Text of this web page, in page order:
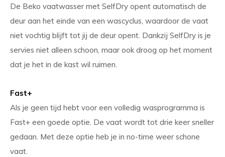
De Beko vaatwasser met SelfDry opent automatisch de
deur aan het einde van een wascyclus, waardoor de vaat
niet vochtig blijft tot jij de deur opent. Dankzij SelfDry is je
servies niet alleen schoon, maar ook droog op het moment
dat je het in de kast wil ruimen.
Fast+
Als je geen tijd hebt voor een volledig wasprogramma is
Fast+ een goede optie. De vaat wordt tot drie keer sneller
gedaan. Met deze optie heb je in no-time weer schone
vaat.